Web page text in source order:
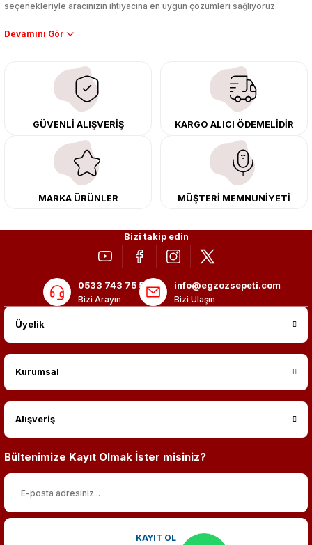
seçenekleriyle aracınızın ihtiyacına en uygun çözümleri sağlıyoruz.
Performans artışı isteyen sürücüler için özel performans egzozları ve
çıkma orijinal ürünler ile yenileyebilir, body kit uygulamalarıyla aracınızın
tasarımını ve aerodinamisini üst seviyeye taşıyabilirsiniz.
Tüm ürünlerimiz orijinal, dayanıklı ve uzun ömürlüdür. İstanbul’daki montaj
merkezimizde profesyonel montaj yapıyor, Türkiye’nin her yerine güvenli
kargo ile teslimat gerçekleştiriyoruz. Aracınıza değer katmak için doğru
adres: Egzoz Sepeti.
GÜVENLİ ALIŞVERİŞ KARGO ALICI ÖDEMELİDİR
MARKA ÜRÜNLER MÜŞTERİ MEMNUNİYETİ
Bizi takip edin
0533 743 75 56
Bizi Arayın
info@egzozsepeti.com
Bizi Ulaşın
Üyelik
Kurumsal
Alışveriş
Bültenimize Kayıt Olmak İster misiniz?
KAYIT OL